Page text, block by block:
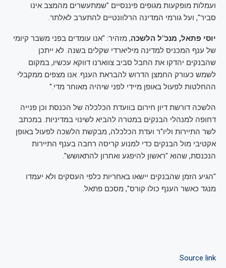
ועמלות מופקעות מגופים פיננסיים "שמתעשרים מהמצב אינו
סביר", ועל גורמי המדינה הרלוונטיים להתערב לאלתר.
יוסי פתאל, מנכ"ל הלשכה, מזהיר: "אנו עומדים בפני משבר קיומי
של ענף המכניס למדינה מיליארדי שקלים בשנה. לא ייתכן
שהבנקים יהדקו את החבל סביב צווארנו דווקא עכשיו, במקום
לשמש כעורק החמצן הדרוש להבראת הענף. אנו מצפים ממקבלי
ההחלטות לפעול באופן מיידי לפני שיהיה מאוחר מדי."
הלשכה דורשת דיון חירום בוועדת הכלכלה של הכנסת וכן פנייה
דחופה למנהלי הבנקים במטרה להביא לשינוי במדיניות. במכתב
לשר התיירות וליו"ר ועדת הכלכלה, מבקשת הלשכה לפעול באופן
אקטיבי מול הבנקים כדי למנוע קריסה רחבה בענף התיירות
הנכנסת, שהוא "ראשון להיפגע ואחרון להתאושש".
"הגיע הזמן שהבנקים יישאו באחריות כלפי העסקים ולא יעמדו
מנגד כאשר הענף כולו קורס", מסכם פתאל.
Source link